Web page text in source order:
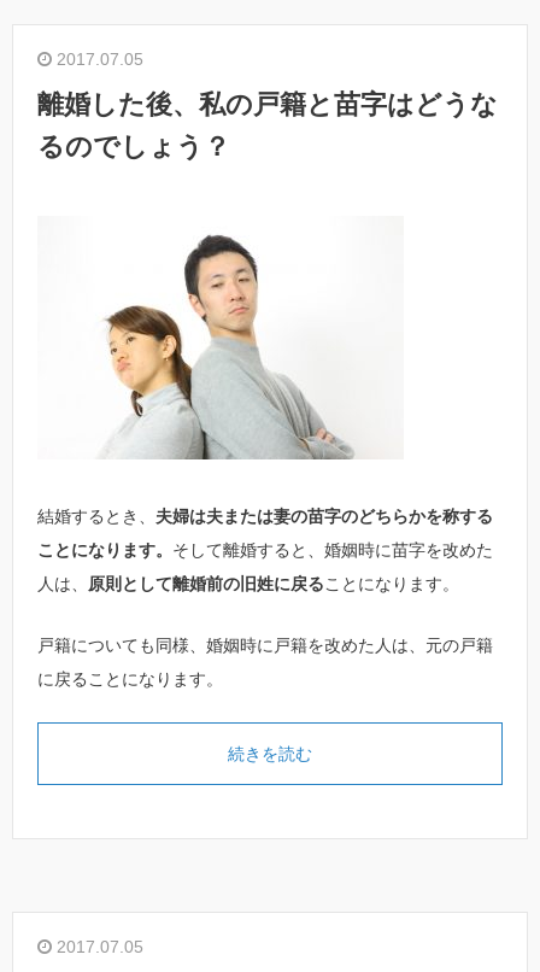
2017.07.05
離婚した後、私の戸籍と苗字はどうな
るのでしょう？
結婚するとき、 夫婦は夫または妻の苗字のどちらかを称する
ことになります。 そして離婚すると、婚姻時に苗字を改めた
人は、 原則として離婚前の旧姓に戻ることになります。
戸籍についても同様、婚姻時に戸籍を改めた人は、元の戸籍
に戻ることになります。
続きを読む
2017.07.05